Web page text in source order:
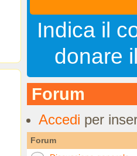
Indica il
donare
Forum
Accedi per
Forum